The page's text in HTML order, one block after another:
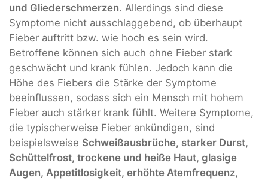
und Gliederschmerzen. Allerdings sind diese
Symptome nicht ausschlaggebend, ob überhaupt
Fieber auftritt bzw. wie hoch es sein wird.
Betroffene können sich auch ohne Fieber stark
geschwächt und krank fühlen. Jedoch kann die
Höhe des Fiebers die Stärke der Symptome
beeinflussen, sodass sich ein Mensch mit hohem
Fieber auch stärker krank fühlt. Weitere Symptome,
die typischerweise Fieber ankündigen, sind
beispielsweise Schweißausbrüche, starker Durst,
Schüttelfrost, trockene und heiße Haut, glasige
Augen, Appetitlosigkeit, erhöhte Atemfrequenz,